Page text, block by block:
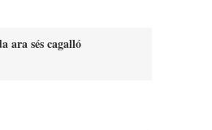
ara sés cagalló